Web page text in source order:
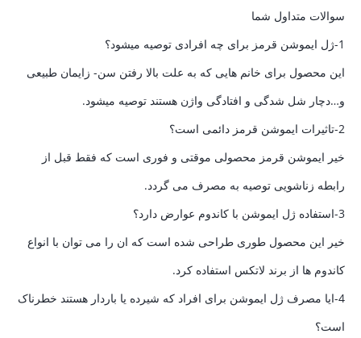
سوالات متداول شما
1-ژل ایموشن قرمز برای چه افرادی توصیه میشود؟
این محصول برای خانم هایی که به علت بالا رفتن سن- زایمان طبیعی
و…دچار شل شدگی و افتادگی واژن هستند توصیه میشود.
2-تاثیرات ایموشن قرمز دائمی است؟
خیر ایموشن قرمز محصولی موقتی و فوری است که فقط قبل از
رابطه زناشویی توصیه به مصرف می گردد.
3-استفاده ژل ایموشن با کاندوم عوارض دارد؟
خیر این محصول طوری طراحی شده است که ان را می توان با انواع
کاندوم ها از برند لاتکس استفاده کرد.
4-ایا مصرف ژل ایموشن برای افراد که شیرده یا باردار هستند خطرناک
است؟